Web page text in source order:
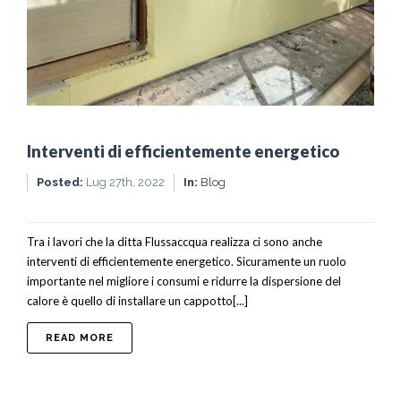
Interventi di efficientemente energetico
Posted: Lug 27th, 2022 In: Blog
Tra i lavori che la ditta Flussaccqua realizza ci sono anche
interventi di efficientemente energetico. Sicuramente un ruolo
importante nel migliore i consumi e ridurre la dispersione del
calore è quello di installare un cappotto[...]
READ MORE